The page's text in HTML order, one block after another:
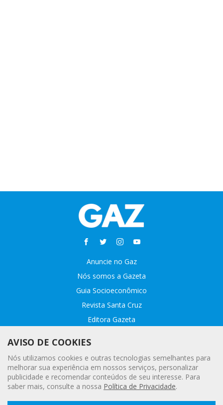
Leia a
Anuncie no Gaz
Nós somos a Gazeta
Guia Socioeconômico
Revista Santa Cruz
Editora Gazeta
Fale conosco
Webmail
Assinatura Premiada
AVISO DE COOKIES
Nós utilizamos cookies e outras tecnologias semelhantes para
melhorar sua experiência em nossos serviços, personalizar
publicidade e recomendar conteúdos de seu interesse. Para
saber mais, consulte a nossa Política de Privacidade.